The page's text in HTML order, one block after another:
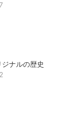
ナルの歴史